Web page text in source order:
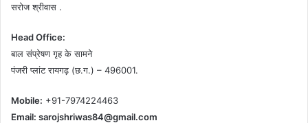
सरोज श्रीवास .
Head Office:
बाल संप्रेषण गृह के सामने
पंजरी प्लांट रायगढ़ (छ.ग.) – 496001.
Mobile: +91-7974224463
Email: sarojshriwas84@gmail.com